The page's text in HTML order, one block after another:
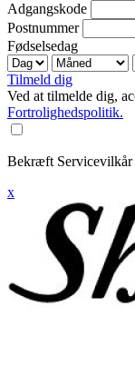
Adgangskode
Postnummer
Fødselsedag
Tilmeld dig
Ved at tilmelde dig,
Fortrolighedspolitik.
Bekræft
x